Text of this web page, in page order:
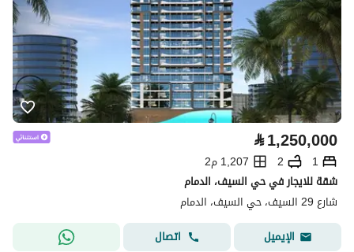
⃁1,250,000
1
2
1,207 م2
شقة للايجار في حي السيف، الدمام
شارع 29 السيف، حي السيف، الدمام
الإيميل
اتصال